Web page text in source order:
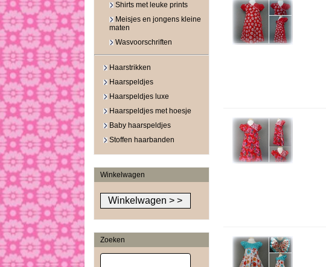
Shirts met leuke prints
Meisjes en jongens kleine
maten
Wasvoorschriften
Haarstrikken
Haarspeldjes
Haarspeldjes luxe
Haarspeldjes met hoesje
Baby haarspeldjes
Stoffen haarbanden
Winkelwagen
Zoeken